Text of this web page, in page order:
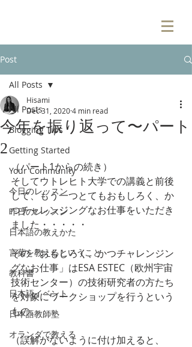
Post
All Posts
Blogging Tips
Getting Started
Your Community
今日のレッスン
昨日のレッスン
日本語の教えかた
言葉を教えるということ
教科書
日本語イベント
日本語教師塾
オランダで教える
All Posts
今年を振り返って〜パート
2
Hisami
Dec 31, 20204 min read
（パート1からの続き）
そしてウトレヒト大学での講義と前後
して、もう一つとてもおもしろく、か
つチャレンジングなお仕事をいただき
ました・・・・・
その「おもしろく、かつチャレンジン
グなお仕事」はESA ESTEC（欧州宇宙
技術センター）の技術研究者の方たち
を対象にワークショップを行うという
もの。
（誤解がないように付け加えると、